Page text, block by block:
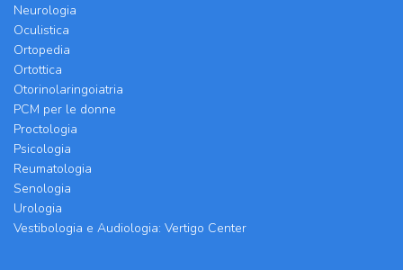
Neurologia
Oculistica
Ortopedia
Ortottica
Otorinolaringoiatria
PCM per le donne
Proctologia
Psicologia
Reumatologia
Senologia
Urologia
Vestibologia e Audiologia: Vertigo Center